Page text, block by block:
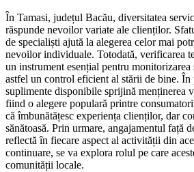
În Tamasi, județul Bacău, diversitatea
răspunde nevoilor variate ale clienților.
de specialiști ajută la alegerea celor mai
nevoilor individuale. Totodată, verificarea
un instrument esențial pentru monitorizarea
astfel un control eficient al stării de bine. În
suplimente disponibile sprijină menținerea
fiind o alegere populară printre
că îmbunătățesc experiența clienților, dar
sănătoasă. Prin urmare, angajamentul față
reflectă în fiecare aspect al activității din
continuare, se va explora rolul pe care
comunității locale.